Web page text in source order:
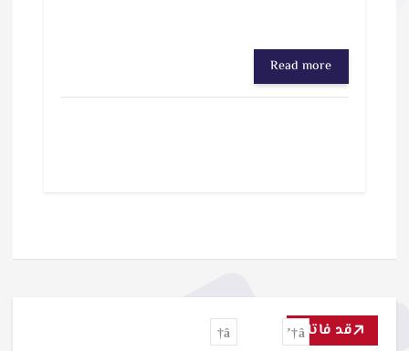
Read more
قد فاتك